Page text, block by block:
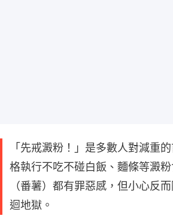
「先戒澱粉！」是多數人對減重
格執行不吃不碰白飯、麵條等澱
（番薯）都有罪惡感，但小心反
迴地獄。